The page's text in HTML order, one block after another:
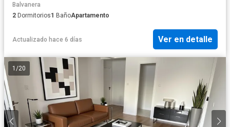
Balvanera
2 Dormitorios1 BañoApartamento
Actualizado hace 6 días Ver en detalle
1 /20